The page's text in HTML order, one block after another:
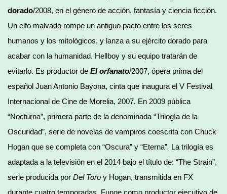
dorado/2008, en el género de acción, fantasía y ciencia ficción.
Un elfo malvado rompe un antiguo pacto entre los seres
humanos y los mitológicos, y lanza a su ejército dorado para
acabar con la humanidad. Hellboy y su equipo tratarán de
evitarlo. Es productor de El orfanato/2007, ópera prima del
español Juan Antonio Bayona, cinta que inaugura el V Festival
Internacional de Cine de Morelia, 2007. En 2009 pública
“Nocturna”, primera parte de la denominada “Trilogía de la
Oscuridad”, serie de novelas de vampiros coescrita con Chuck
Hogan que se completa con “Oscura” y “Eterna”. La trilogía es
adaptada a la televisión en el 2014 bajo el título de: “The Strain”,
serie producida por Del Toro y Hogan, transmitida en FX
durante cuatro temporadas. Funge como productor ejecutivo de